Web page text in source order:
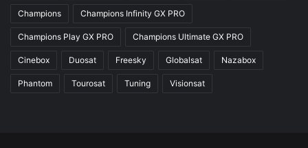
Azfox
Azgold
Azplus
Azsat
Champions Champions Infinity GX PRO
Champions Play GX PRO Champions Ultimate GX PRO
Cinebox Duosat Freesky Globalsat Nazabox
Phantom Tourosat Tuning Visionsat